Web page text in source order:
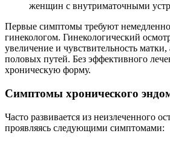
женщин с внутриматочными
Первые симптомы требуют
гинекологом. Гинекологический
увеличение и чувствительность
половых путей. Без эффективного
хроническую форму.
Симптомы хронического
Часто развивается из неизлеченного
проявляясь следующими симптомами: